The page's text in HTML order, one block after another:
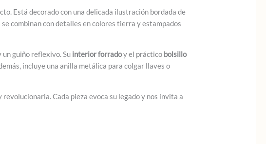
Está decorado con una delicada ilustración bordada de
combinan con detalles en colores tierra y estampados
guiño reflexivo. Su interior forradoy el práctico bolsillo
incluye una anilla metálica para colgar llaves o
Cada pieza evoca su legado y nos invita a